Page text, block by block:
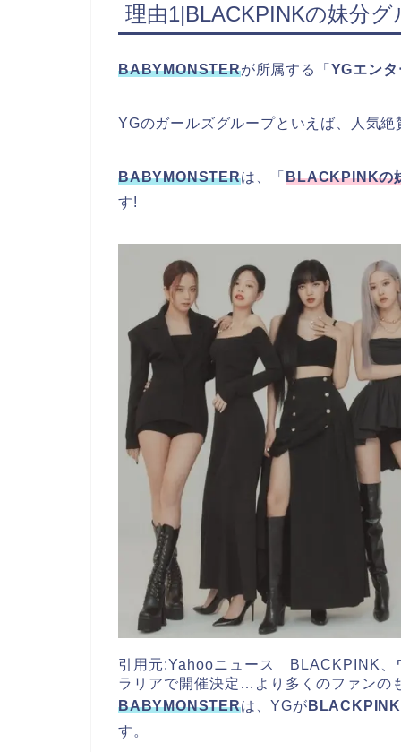
理由1|BLACKPINKの妹分
BABYMONSTERが所属する「 YGエン
YGのガールズグループといえば、人気絶
BABYMONSTERは、「BLACKPINKの
す!
引用元:Yahooニュース BLACKPINK、
ラリアで開催決定…より多くのファン
BABYMONSTERは、YGが BLACKPINK
す。